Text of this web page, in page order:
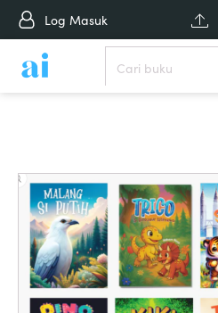
Log Masuk